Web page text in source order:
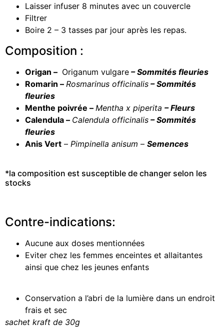
Laisser infuser 8 minutes avec un couvercle
Filtrer
Boire 2 – 3 tasses par jour après les repas.
Composition :
Origan – Origanum vulgare – Sommités fleuries
Romarin – Rosmarinus officinalis – Sommités
fleuries
Menthe poivrée – Mentha x piperita – Fleurs
Calendula – Calendula officinalis – Sommités
fleuries
Anis Vert – Pimpinella anisum – Semences
*la composition est susceptible de changer selon les
stocks
Contre-indications:
Aucune aux doses mentionnées
Eviter chez les femmes enceintes et allaitantes
ainsi que chez les jeunes enfants
Conservation a l’abri de la lumière dans un endroit
frais et sec
sachet kraft de 30g